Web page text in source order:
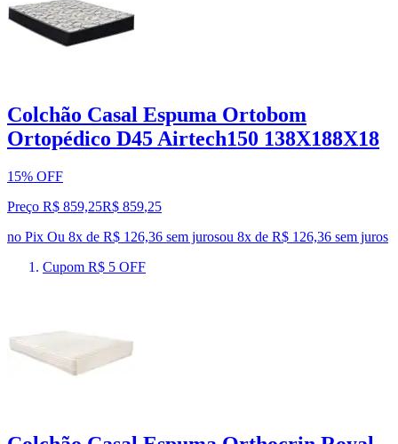
Colchão Casal Espuma Ortobom
Ortopédico D45 Airtech150 138X188X18
15% OFF
Preço R$ 859,25R$ 859,25
no Pix Ou 8x de R$ 126,36 sem jurosou 8x de R$ 126,36 sem juros
Cupom R$ 5 OFF